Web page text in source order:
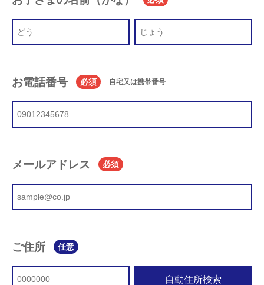
お電話番号 必須 自宅又は携帯番号
メールアドレス 必須
ご住所 任意
自動住所検索